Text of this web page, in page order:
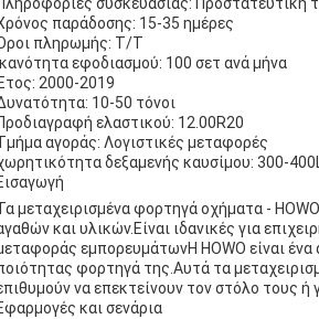
παράδοσης: 15-35 ημέρες
πληρωμής: T/T
εφοδιασμού: 100 σετ ανά μήνα
2000-2019
10-50 τόνοι
ελαστικού: 12.00R20
αγοράς: Λογιστικές μεταφορές
δεξαμενής καυσίμου: 300-
μεταχειρισμένα φορτηγά οχήματα -
και υλικών.Είναι ιδανικές για
εμπορευμάτωνΗ HOWO είναι
φορτηγά της.Αυτά τα
να επεκτείνουν τον στόλο τους ή
και σενάρια